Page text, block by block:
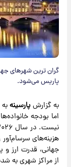
پاریس می‌شود.
به گزارشپارسینهبه
هزینه‌های
جهانی، قدرت ارز
از مراکز شهری به